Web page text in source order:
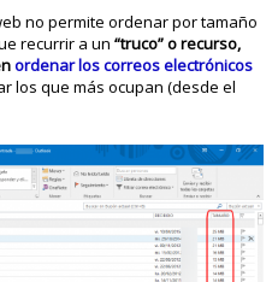
no permite ordenar por tamaño
recurrir a un“truco” o recurso,
ordenar los correos electrónicos
los que más ocupan (desde el